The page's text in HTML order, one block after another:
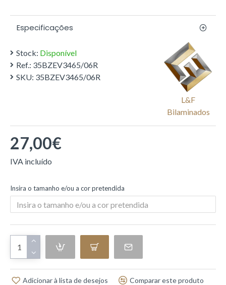
Especificações
Stock: Disponível
Ref.: 35BZEV3465/06R
SKU: 35BZEV3465/06R
L&f
Bilaminados
27,00€
Insira o tamanho e/ou a cor pretendida
Adicionar à lista de desejos Comparar este produto